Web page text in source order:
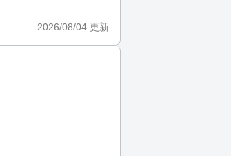
2026/08/04 更新